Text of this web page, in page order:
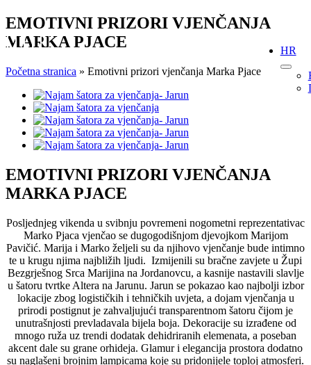
Skip
to
content
HR
EMOTIVNI PRIZORI VJENČANJA
MARKA PJACE
Početna stranica » Emotivni prizori vjenčanja Marka Pjace
View
Larger
Image
EMOTIVNI PRIZORI VJENČANJA
MARKA PJACE
Posljednjeg vikenda u svibnju povremeni nogometni reprezentativac
Marko Pjaca vjenčao se dugogodišnjom djevojkom Marijom
Pavičić. Marija i Marko željeli su da njihovo vjenčanje bude intimno
te u krugu njima najbližih ljudi. Izmijenili su bračne zavjete u Župi
Bezgrješnog Srca Marijina na Jordanovcu, a kasnije nastavili slavlje
u šatoru tvrtke Altera na Jarunu. Jarun se pokazao kao najbolji izbor
lokacije zbog logističkih i tehničkih uvjeta, a dojam vjenčanja u
prirodi postignut je zahvaljujući transparentnom šatoru čijom je
unutrašnjosti prevladavala bijela boja. Dekoracije su izrađene od
mnogo ruža uz trendi dodatak dehidriranih elemenata, a poseban
akcent dale su grane orhideja. Glamur i elegancija prostora dodatno
su naglašeni brojnim lampicama koje su pridonijele toploj atmosferi.